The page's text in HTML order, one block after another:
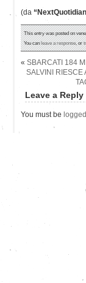
(da
This entry was posted on
You canleave a response, or
« SBARCATI 184
SALVINI RIESCE
Leave a Reply
You must be